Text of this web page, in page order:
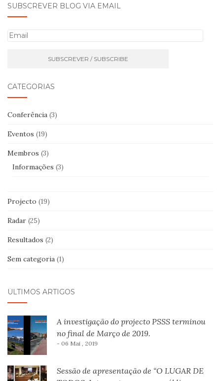
SUBSCREVER BLOG VIA EMAIL
E
CATEGORIAS
Conferência (3)
Eventos (19)
Membros (3)
Informações (3)
Projecto (19)
Radar (25)
Resultados (2)
Sem categoria (1)
ÚLTIMOS ARTIGOS
A investigação do projecto PSSS terminou
no final de Março de 2019.
- 06 Mai , 2019
Sessão de apresentação de “O LUGAR DE